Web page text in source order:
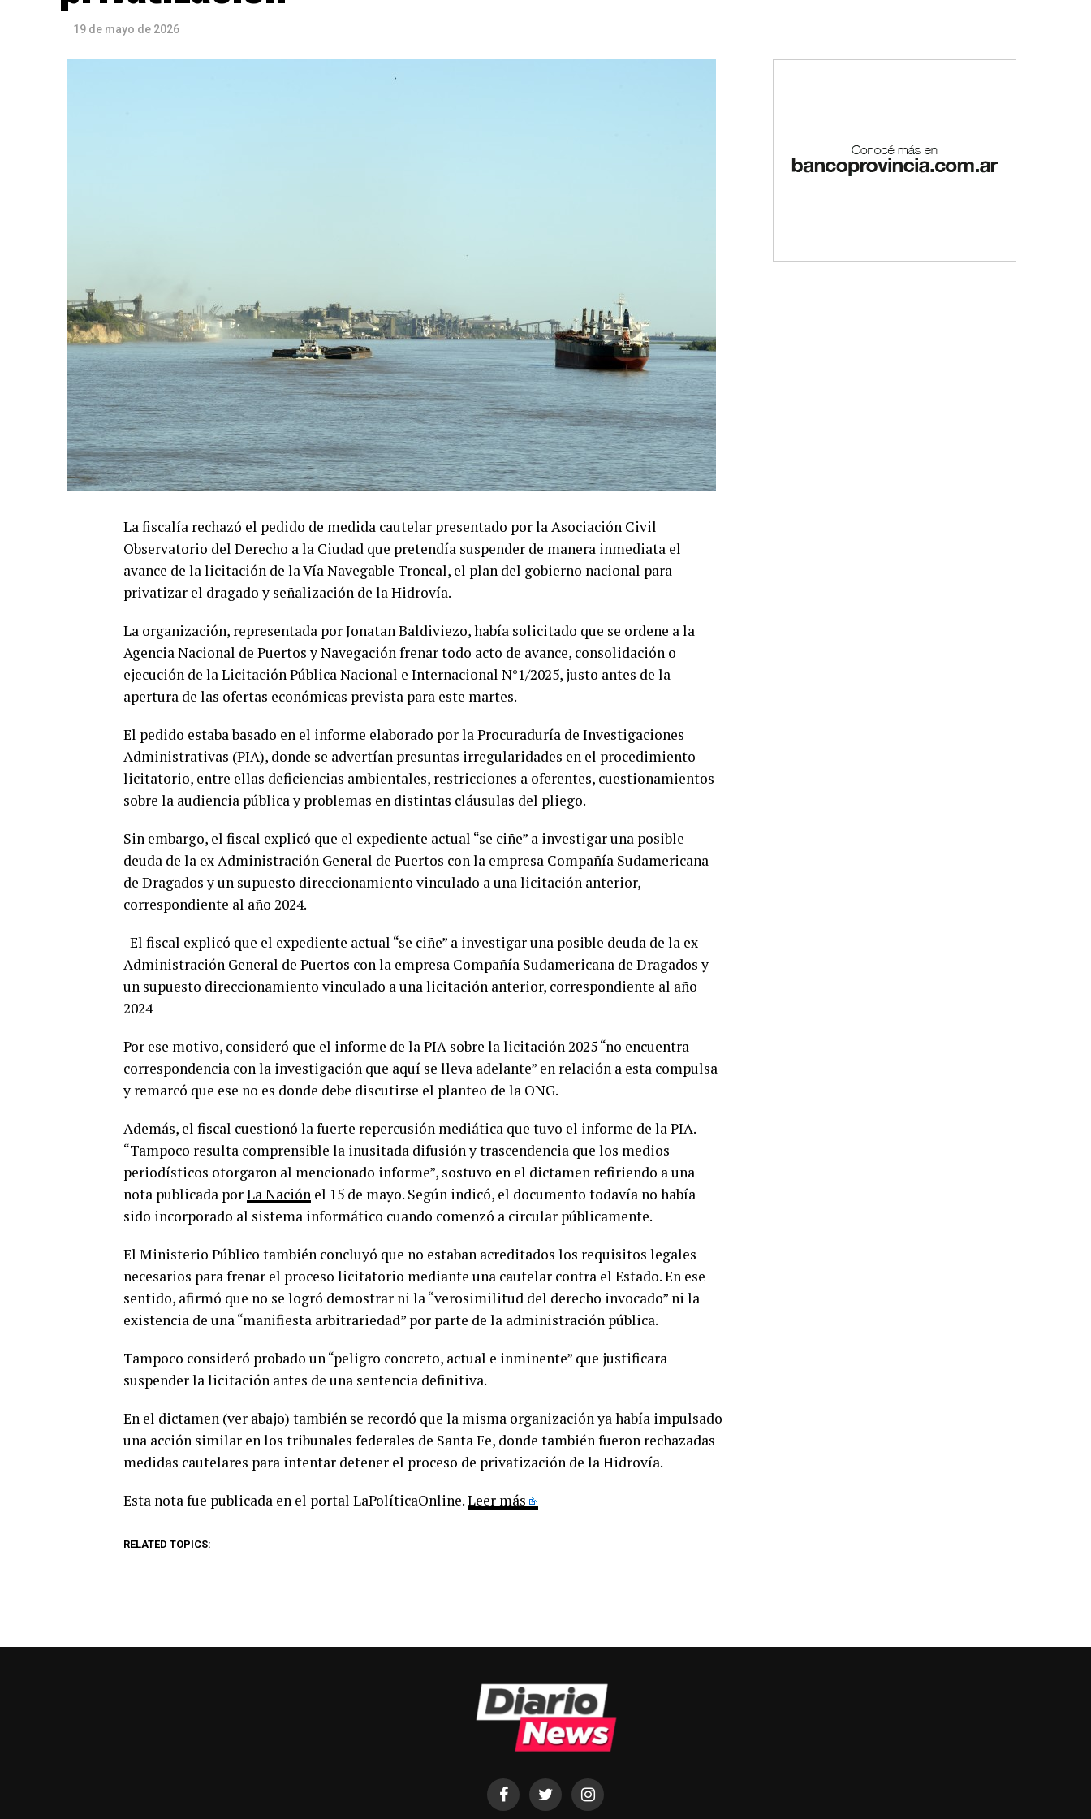
19 de mayo de 2026
La fiscalía rechazó el pedido de medida cautelar presentado por la Asociación Civil
Observatorio del Derecho a la Ciudad que pretendía suspender de manera inmediata el
avance de la licitación de la Vía Navegable Troncal, el plan del gobierno nacional para
privatizar el dragado y señalización de la Hidrovía.
La organización, representada por Jonatan Baldiviezo, había solicitado que se ordene a la
Agencia Nacional de Puertos y Navegación frenar todo acto de avance, consolidación o
ejecución de la Licitación Pública Nacional e Internacional N°1/2025, justo antes de la
apertura de las ofertas económicas prevista para este martes.
El pedido estaba basado en el informe elaborado por la Procuraduría de Investigaciones
Administrativas (PIA), donde se advertían presuntas irregularidades en el procedimiento
licitatorio, entre ellas deficiencias ambientales, restricciones a oferentes, cuestionamientos
sobre la audiencia pública y problemas en distintas cláusulas del pliego.
Sin embargo, el fiscal explicó que el expediente actual “se ciñe” a investigar una posible
deuda de la ex Administración General de Puertos con la empresa Compañía Sudamericana
de Dragados y un supuesto direccionamiento vinculado a una licitación anterior,
correspondiente al año 2024.
El fiscal explicó que el expediente actual “se ciñe” a investigar una posible deuda de la ex
Administración General de Puertos con la empresa Compañía Sudamericana de Dragados y
un supuesto direccionamiento vinculado a una licitación anterior, correspondiente al año
2024
Por ese motivo, consideró que el informe de la PIA sobre la licitación 2025 “no encuentra
correspondencia con la investigación que aquí se lleva adelante” en relación a esta compulsa
y remarcó que ese no es donde debe discutirse el planteo de la ONG.
Además, el fiscal cuestionó la fuerte repercusión mediática que tuvo el informe de la PIA.
“Tampoco resulta comprensible la inusitada difusión y trascendencia que los medios
periodísticos otorgaron al mencionado informe”, sostuvo en el dictamen refiriendo a una
nota publicada porLa Nación el 15 de mayo. Según indicó, el documento todavía no había
sido incorporado al sistema informático cuando comenzó a circular públicamente.
El Ministerio Público también concluyó que no estaban acreditados los requisitos legales
necesarios para frenar el proceso licitatorio mediante una cautelar contra el Estado. En ese
sentido, afirmó que no se logró demostrar ni la “verosimilitud del derecho invocado” ni la
existencia de una “manifiesta arbitrariedad” por parte de la administración pública.
Tampoco consideró probado un “peligro concreto, actual e inminente” que justificara
suspender la licitación antes de una sentencia definitiva.
En el dictamen (ver abajo) también se recordó que la misma organización ya había impulsado
una acción similar en los tribunales federales de Santa Fe, donde también fueron rechazadas
medidas cautelares para intentar detener el proceso de privatización de la Hidrovía.
Esta nota fue publicada en el portal LaPolíticaOnline.Leer más
RELATED TOPICS: